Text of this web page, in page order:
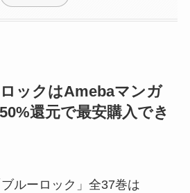
ロックはAmebaマンガ
還元で最安購入でき
ルーロック」全37巻は